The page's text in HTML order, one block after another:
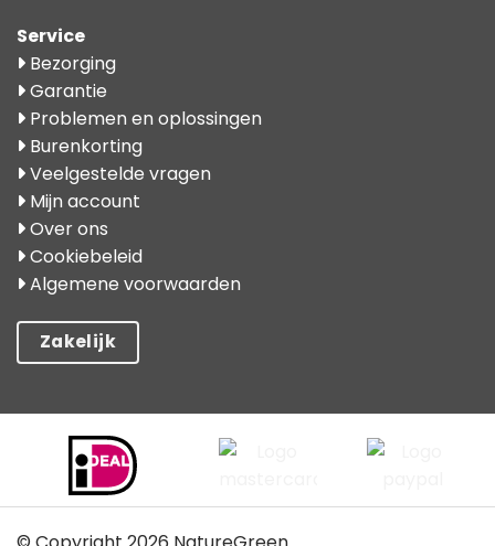
Service
Bezorging
Garantie
Problemen en oplossingen
Burenkorting
Veelgestelde vragen
Mijn account
Over ons
Cookiebeleid
Algemene voorwaarden
Zakelijk